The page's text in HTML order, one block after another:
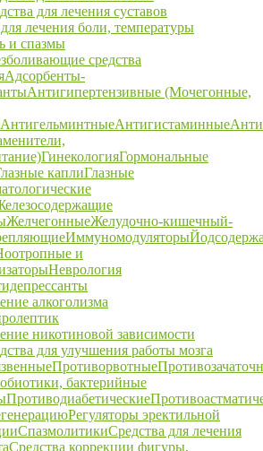
для лечения суставов
лечения боли, температуры
и спазмы
средства
Адсорбенты-
Антигипертензивные (Мочегонные,
АнтигельминтныеАнтигистаминные
ГинекологияГормональные
каплиГлазные
ЖелчегонныеЖелудочно-кишечный-
Иммуномодуляторы
и
Неврология
алкоголизма
никотиновой зависимости
для улучшения работы мозга
Противорвотные
бактерийные
Противодиабетические
Регуляторы эректильной
СпазмолитикиСредства для лечения
Средства коррекции фигуры,